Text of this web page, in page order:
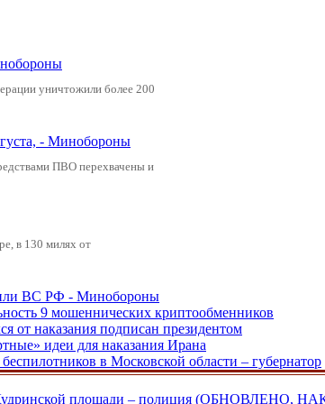
уничтожили более 200
- Минобороны
ПВО перехвачены и
в 130 милях от
ВС РФ - Минобороны
9 мошеннических криптообменников
от наказания подписан президентом
идеи для наказания Ирана
в Московской области – губернатор
Кудринской площади – полиция (ОБНОВЛЕНО,